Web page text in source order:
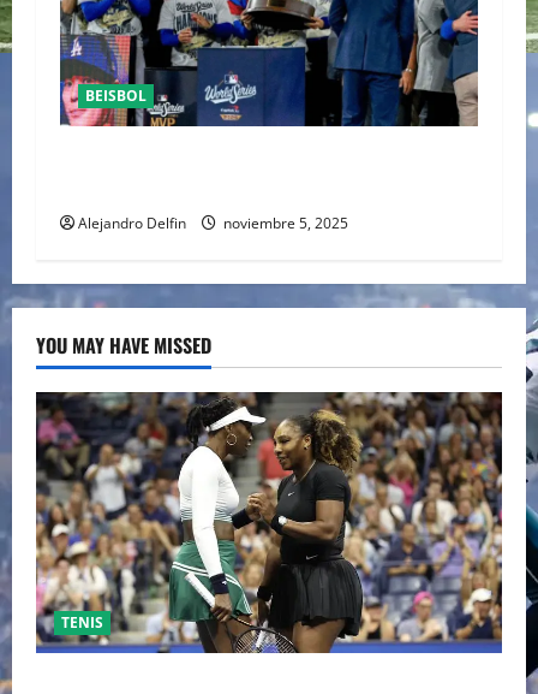
BEISBOL
Alejandro Delfin noviembre 5, 2025
YOU MAY HAVE MISSED
TENIS